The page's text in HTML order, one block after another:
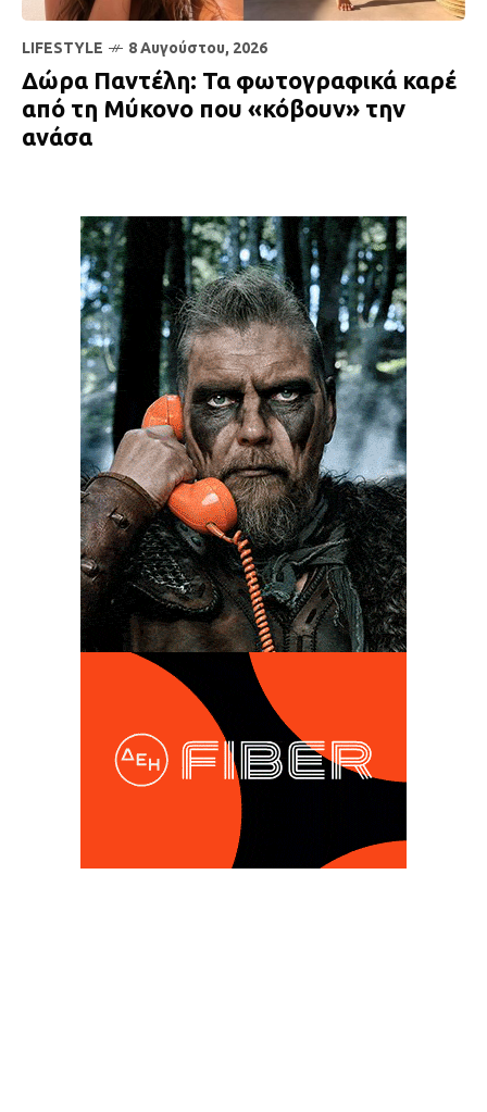
LIFESTYLE 8 Αυγούστου, 2026
Δώρα Παντέλη: Τα φωτογραφικά καρέ
από τη Μύκονο που «κόβουν» την
ανάσα